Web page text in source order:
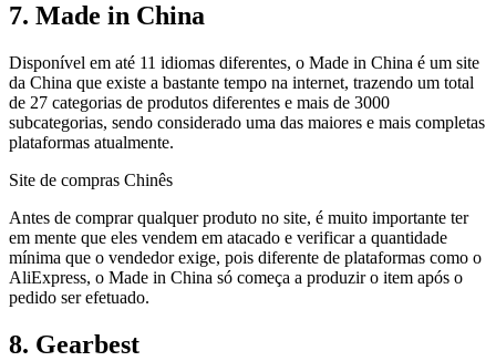
7. Made in China
Disponível em até 11 idiomas diferentes, o Made in China é um site
da China que existe a bastante tempo na internet, trazendo um total
de 27 categorias de produtos diferentes e mais de 3000
subcategorias, sendo considerado uma das maiores e mais completas
plataformas atualmente.
Site de compras Chinês
Antes de comprar qualquer produto no site, é muito importante ter
em mente que eles vendem em atacado e verificar a quantidade
mínima que o vendedor exige, pois diferente de plataformas como o
AliExpress, o Made in China só começa a produzir o item após o
pedido ser efetuado.
8. Gearbest